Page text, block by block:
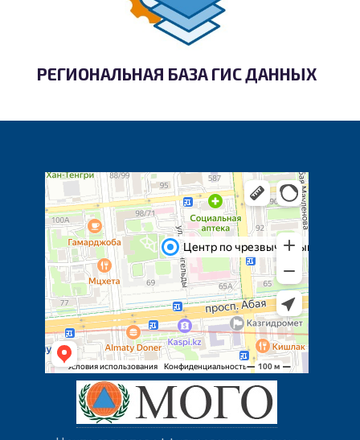
РЕГИОНАЛЬНАЯ БАЗА ГИС ДАННЫХ